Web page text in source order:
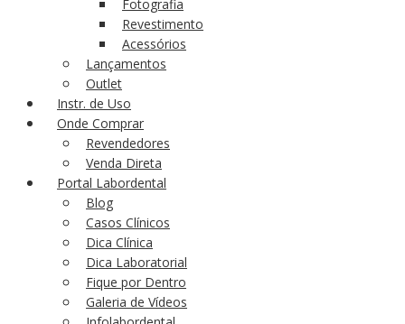
Fotografia
Revestimento
Acessórios
Lançamentos
Outlet
Instr. de Uso
Onde Comprar
Revendedores
Venda Direta
Portal Labordental
Blog
Casos Clínicos
Dica Clínica
Dica Laboratorial
Fique por Dentro
Galeria de Vídeos